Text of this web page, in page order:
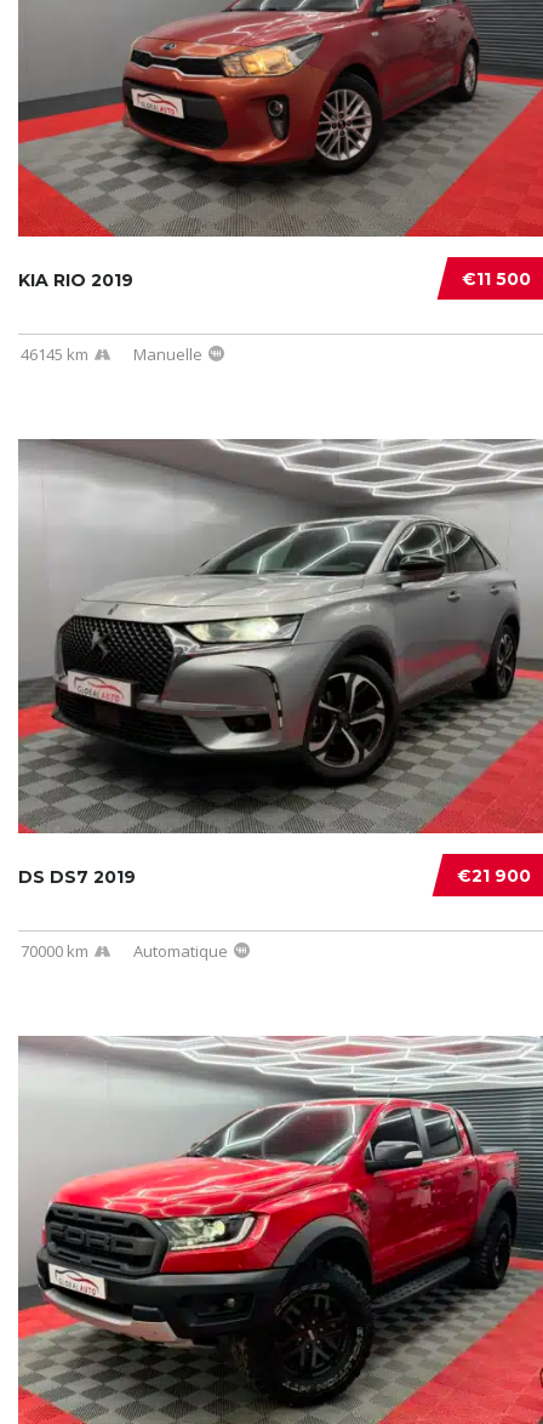
€11 500
KIA RIO 2019
46145 km Manuelle
€21 900
DS DS7 2019
70000 km Automatique